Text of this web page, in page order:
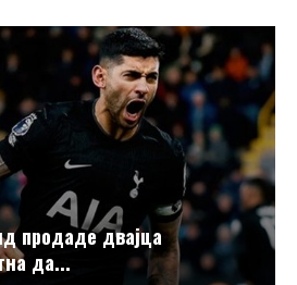
продаде двајца
да...